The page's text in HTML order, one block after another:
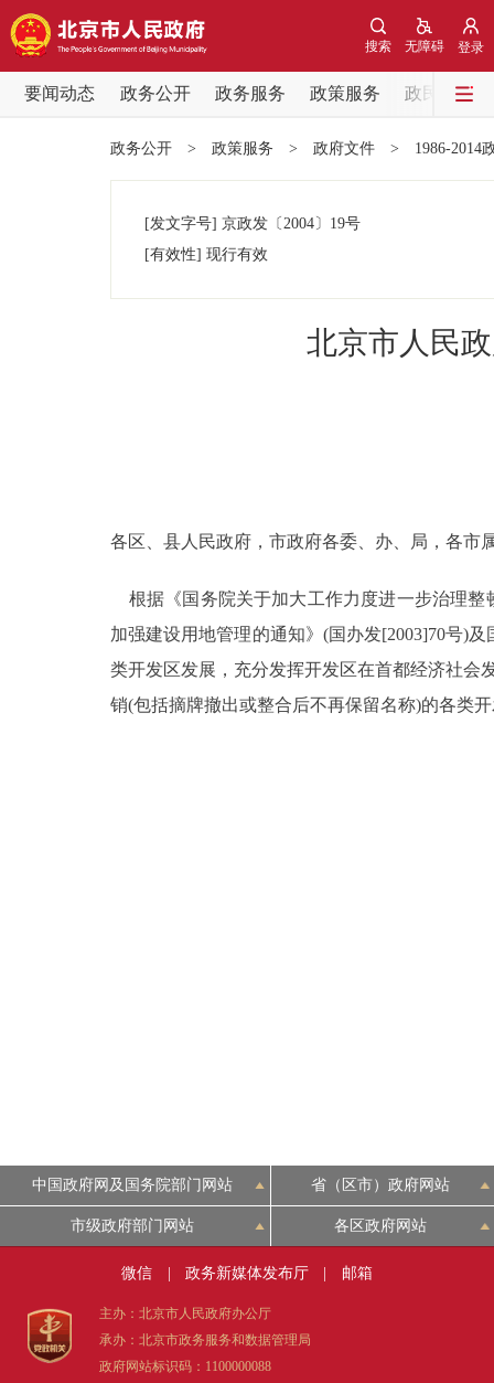
登录
无障碍
搜索
要闻动态 政务公开 政务服务 政策服务
政民互动
党中央精神
决策公开
政务服务
个人服务
多语种
ENGLISH
DEUTSCH
政务公开 > 政策服务 > 政府文件 > 1986-2014
[发文字号] 京政发 〔2004〕 19号
[有效性] 现行有效
北京市人民
各区、县人民政府，市政府各委、办、局，各市
根据《国务院关于加大工作力度进一步治理整
加强建设用地管理的通知》(国办发[2003]70号)
类开发区发展，充分发挥开发区在首都经济社会
销(包括摘牌撤出或整合后不再保留名称)的各类
中国政府网及国务院部门网站 省（区市）政府网站
市级政府部门网站 各区政府网站
微信 政务新媒体发布厅 邮箱
主办：北京市人民政府办公厅
承办：北京市政务服务和数据管理局
政府网站标识码：1100000088